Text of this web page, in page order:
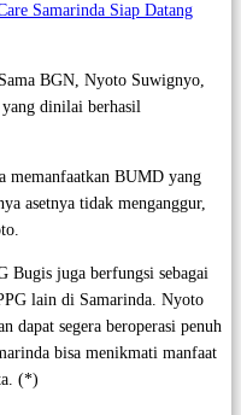
Samarinda Siap Datang
BGN, Nyoto Suwignyo,
yang dinilai berhasil
memanfaatkan BUMD yang
asetnya tidak menganggur,
Bugis juga berfungsi sebagai
lain di Samarinda. Nyoto
dapat segera beroperasi penuh
bisa menikmati manfaat
(*)